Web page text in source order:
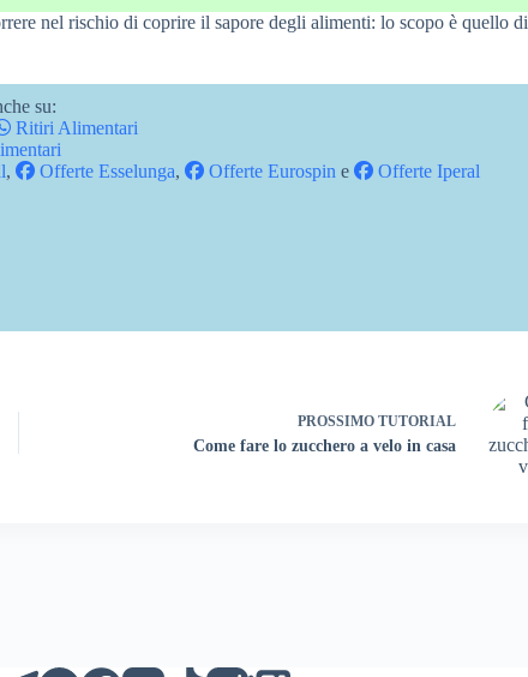
nel rischio di coprire il sapore degli alimenti: lo scopo è quello di
su:
Ritiri Alimentari
, Offerte Esselunga, Offerte Eurospin e Offerte Iperal
PROSSIMO TUTORIAL
Come fare lo zucchero a velo in casa